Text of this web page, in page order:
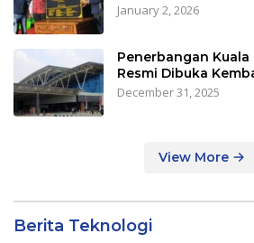
January 2, 2026
Penerbangan Kuala
Resmi Dibuka
December 31, 2025
View More
Berita Teknologi